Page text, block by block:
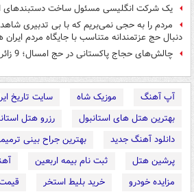
یک شرکت انگلیسی مسئول ساخت دستبندهای
مردم را به حجی نمی‌بریم که با بی تدبیری
دنبال حج عزتمندانه متناسب با جایگاه مردم
چالش‌های حجاج پاکستانی در حج امسال؛ 9 زائر فوت کردند
آپ آهنگ موزیک شاه
سایت تاریخ
بهترین هتل های استانبول
رزرو هتل
دانلود آهنگ جدید
بهترین جراح بینی
پرشین هتل
ثبت نام بیمه اربعین
مزایده خودرو
خرید بلیط استخر